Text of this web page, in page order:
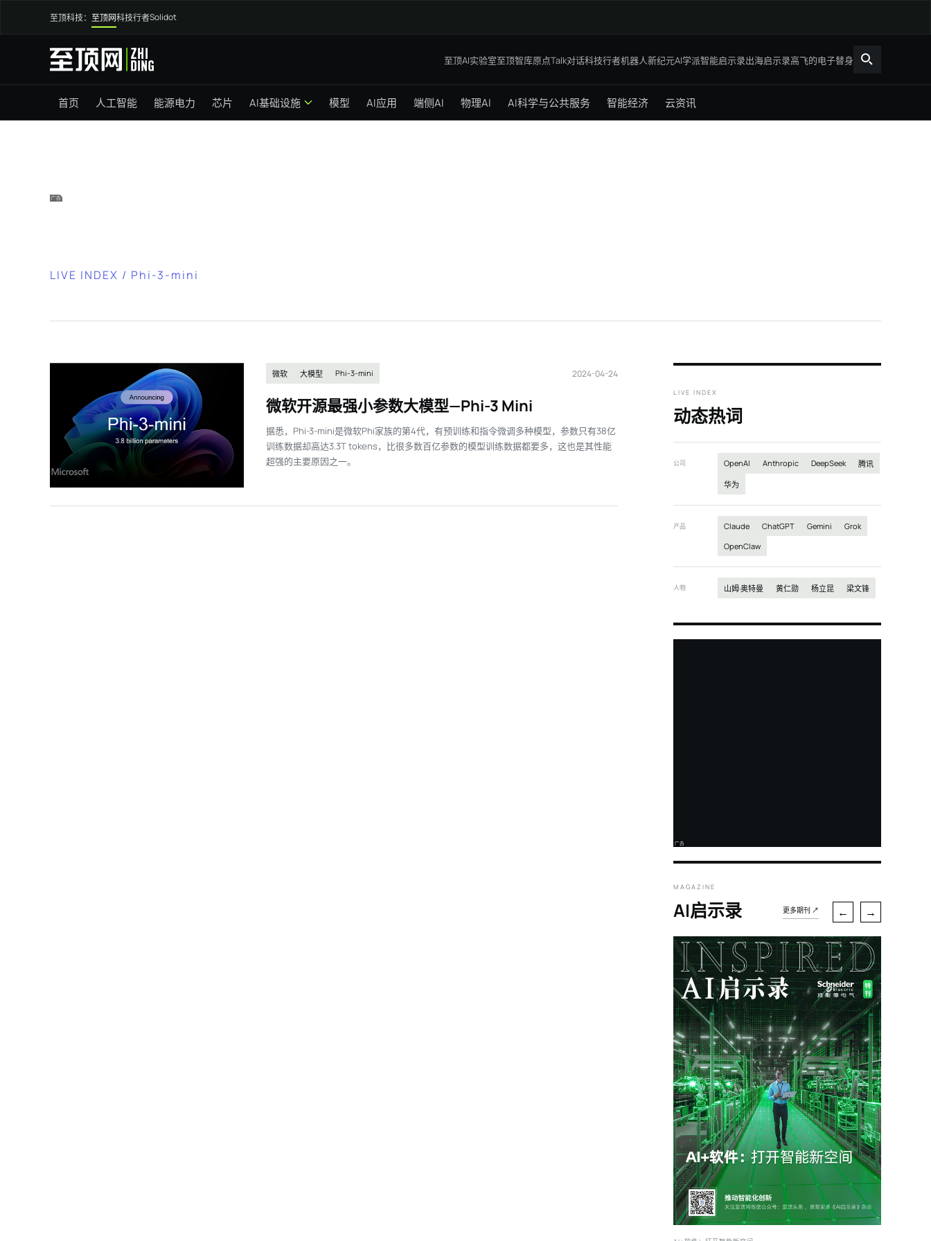
至顶科技： 至顶网科技行者Solidot
至顶AI实验室至顶智库原点Talk对话科技行者机器人新纪元AI学派智能启示录出海启示录高飞的电子替身
首页 人工智能 能源电力 芯片 AI基础设施 模型 AI应用 端侧AI 物理AI AI科学与公共服务 智能经济 云资讯
LIVE INDEX / Phi-3-mini
微软 大模型 Phi-3-mini 2024-04-24
微软开源最强小参数大模型—Phi-3 Mini
据悉，Phi-3-mini是微软Phi家族的第4代，有预训练和指令微调多种模型，参数只有38亿
训练数据却高达3.3T tokens，比很多数百亿参数的模型训练数据都要多，这也是其性能
超强的主要原因之一。
LIVE INDEX
动态热词
公司 OpenAI Anthropic DeepSeek
腾讯
华为
产品 Claude ChatGPT Gemini
Grok
OpenClaw
人物 山姆·奥特曼 黄仁勋 杨立昆 梁文锋
MAGAZINE
AI启示录 更多期刊 ↗ ← →